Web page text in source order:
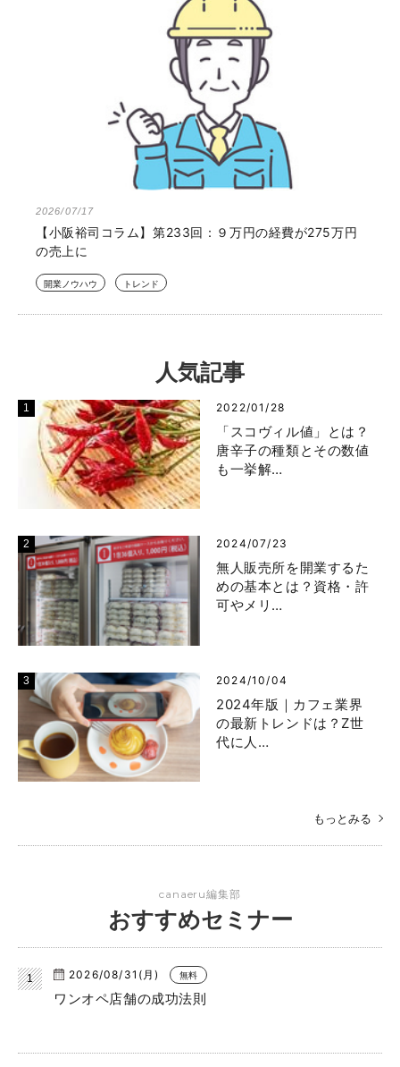
2026/07/17
【小阪裕司コラム】第233回：９万円の経費が275万円
の売上に
開業ノウハウ トレンド
人気記事
2022/01/28
「スコヴィル値」とは？
唐辛子の種類とその数値
も一挙解…
2024/07/23
無人販売所を開業するた
めの基本とは？資格・許
可やメリ…
2024/10/04
2024年版｜カフェ業界
の最新トレンドは？Z世
代に人…
もっとみる
canaeru編集部
おすすめセミナー
2026/08/31(月) 無料
ワンオペ店舗の成功法則